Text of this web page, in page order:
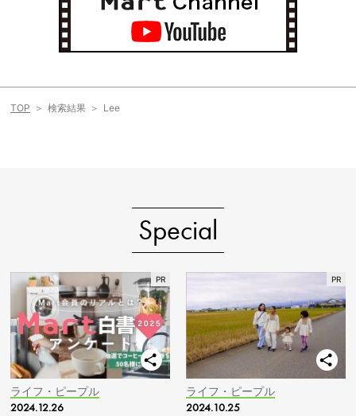
TOP 検索結果 Lee
Special
ライフ・ピープル
2024.12.26
ライフ・ピープル
2024.10.25